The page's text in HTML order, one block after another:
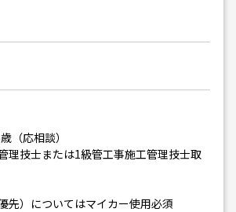
（応相談）
理技士または1級管工事施工管理技士取
先）についてはマイカー使用必須